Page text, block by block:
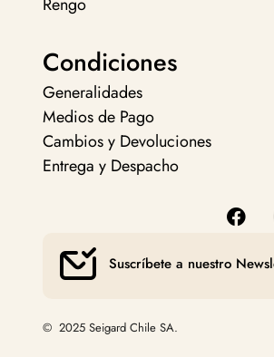
Condiciones
Generalidades
Medios de Pago
Cambios y Devoluciones
Entrega y Despacho
Suscríbete a nuestro
© 2025 Seigard Chile SA.